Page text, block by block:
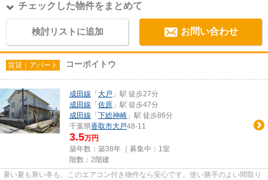
チェックした物件をまとめて
検討リストに追加 お問い合わせ
賃貸｜アパート コーポイトウ
成田線 「 大戸 」駅 徒歩27分
成田線 「 佐原 」駅 徒歩47分
成田線 「 下総神崎 」駅 徒歩86分
千葉県香取市大戸48-11
3.5万円
築年数：築38年 ｜募集中： 1室
階数：2階建
暑い夏も寒い冬も、このエアコン付き物件なら安心です。使い勝手のよい間取り